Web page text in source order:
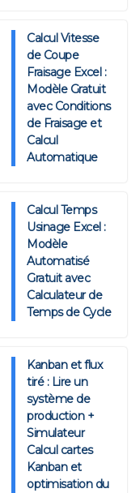
Calcul Vitesse
de Coupe
Fraisage Excel :
Modèle Gratuit
avec Conditions
de Fraisage et
Calcul
Automatique
Calcul Temps
Usinage Excel :
Modèle
Automatisé
Gratuit avec
Calculateur de
Temps de Cycle
Kanban et flux
tiré : Lire un
système de
production +
Simulateur
Calcul cartes
Kanban et
optimisation du